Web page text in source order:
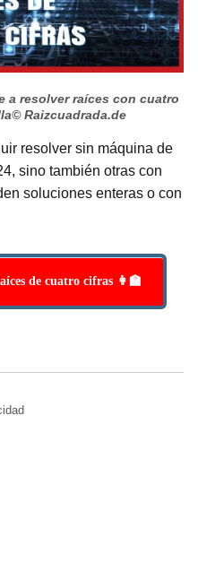
a resolver raíces con cuatro
© Raizcuadrada.de
resolver sin máquina de
sino también otras con
soluciones enteras o con
de cuatro cifras 👩‍🏫